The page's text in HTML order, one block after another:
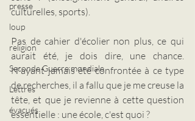
presse
loup
religion
Seconde Guerre mondiale
Lettres
évacués
culturelles, sports).
Pas de cahier d'écolier non plus, ce qui
aurait été, je dois dire, une chance.
N'ayant jamais été confrontée à ce type
de recherches, il a fallu que je me creuse la
tête, et que je revienne à cette question
essentielle : une école, c'est quoi ?